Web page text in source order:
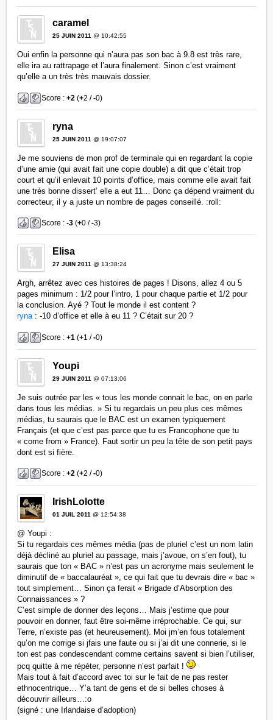
caramel
25 JUIN 2011 @ 10:42:55
Oui enfin la personne qui n’aura pas son bac à 9.8 est très rare,
elle ira au rattrapage et l’aura finalement. Sinon c’est vraiment
qu’elle a un très très mauvais dossier.
Score :+2 (+2 /-0)
ryna
25 JUIN 2011 @ 19:07:07
Je me souviens de mon prof de terminale qui en regardant la copie
d’une amie (qui avait fait une copie double) a dit que c’était trop
court et qu’il enlevait 10 points d’office, mais comme elle avait fait
une très bonne dissert’ elle a eut 11… Donc ça dépend vraiment du
correcteur, il y a juste un nombre de pages conseillé. :roll:
Score :-3 (+0 /-3)
Elisa
27 JUIN 2011 @ 13:38:24
Argh, arrêtez avec ces histoires de pages ! Disons, allez 4 ou 5
pages minimum : 1/2 pour l’intro, 1 pour chaque partie et 1/2 pour
la conclusion. Ayé ? Tout le monde il est content ?
ryna: -10 d’office et elle à eu 11 ? C’était sur 20 ?
Score :+1 (+1 /-0)
Youpi
29 JUIN 2011 @ 07:13:06
Je suis outrée par les « tous les monde connait le bac, on en parle
dans tous les médias. » Si tu regardais un peu plus ces mêmes
médias, tu saurais que le BAC est un examen typiquement
Français (et que c’est pas parce que tu es Francophone que tu
« come from » France). Faut sortir un peu la tête de son petit pays
dont est si fière.
Score :+2 (+2 /-0)
IrishLolotte
01 JUIL 2011 @ 12:54:38
@ Youpi :
Si tu regardais ces mêmes média (pas de pluriel c’est un nom latin
déjà décliné au pluriel au passage, mais j’avoue, on s’en fout), tu
saurais que ton « BAC » n’est pas un acronyme mais seulement le
diminutif de « baccalauréat », ce qui fait que tu devrais dire « bac »
tout simplement… Sinon ça ferait « Brigade d’Absorption des
Connaissances » ?
C’est simple de donner des leçons… Mais j’estime que pour
pouvoir en donner, faut être soi-même irréprochable. Ce qui, sur
Terre, n’existe pas (et heureusement). Moi jm’en fous totalement
qu’on me corrige si jfais une faute ou si j’ai dit une connerie, si le
ton est pas condescendant comme certains savent si bien l’utiliser,
pcq quitte à me répéter, personne n’est parfait !
Mais tout à fait d’accord avec toi sur le fait de ne pas rester
ethnocentrique… Y’a tant de gens et de si belles choses à
découvrir ailleurs…:o
(signé : une Irlandaise d’adoption)